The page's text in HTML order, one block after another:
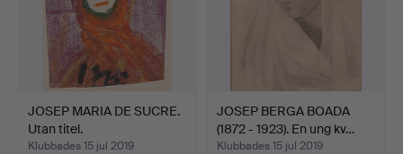
JOSEP MARIA DE SUCRE.
Utan titel.
Klubbades 15 jul 2019
JOSEP BERGA BOADA
(1872 - 1923). En ung kv…
Klubbades 15 jul 2019